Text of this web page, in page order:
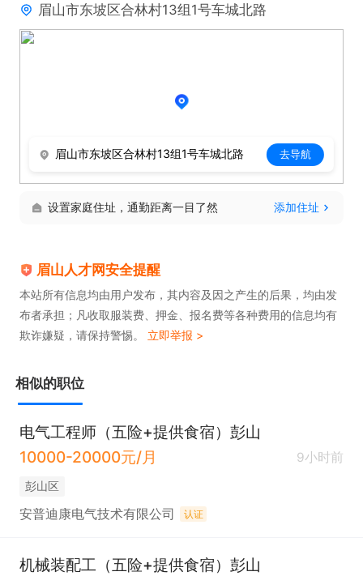
眉山市东坡区合林村13组1号车城北路
眉山市东坡区合林村13组1号车城北路 去导航
设置家庭住址，通勤距离一目了然 添加住址
眉山人才网安全提醒
本站所有信息均由用户发布，其内容及因之产生的后果，均由发
布者承担；凡收取服装费、押金、报名费等各种费用的信息均有
欺诈嫌疑，请保持警惕。 立即举报 >
相似的职位
电气工程师（五险+提供食宿）彭山
10000-20000元/月
9小时前
彭山区
安普迪康电气技术有限公司 认证
机械装配工（五险+提供食宿）彭山